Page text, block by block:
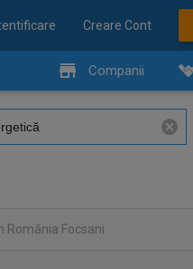
Creare Cont
Companii
România Focsani